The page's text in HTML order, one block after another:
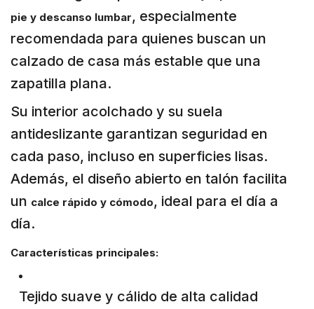
pie y descanso lumbar, especialmente
recomendada para quienes buscan un
calzado de casa más estable que una
zapatilla plana.
Su interior acolchado y su suela
antideslizante garantizan seguridad en
cada paso, incluso en superficies lisas.
Además, el diseño abierto en talón facilita
un calce rápido y cómodo, ideal para el día a
día.
Características principales:
Tejido suave y cálido de alta calidad